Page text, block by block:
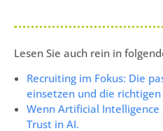
Lesen Sie auch rein in
Recruiting im Fokus: Die
einsetzen und die
Wenn Artificial
Trust in AI.